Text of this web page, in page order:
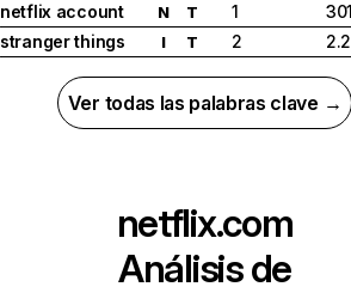
netflix account
N T 1
stranger things
I T 2
Ver todas las palabras clave →
netflix.com
Análisis de